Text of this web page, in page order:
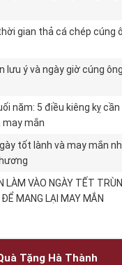
gian thả cá chép cúng
lưu ý và ngày giờ cúng
năm: 5 điều kiêng kỵ
may mắn
tốt lành và may mắn
LÀM VÀO NGÀY TẾT
MANG LẠI MAY MẮN
Tặng Hà Thành